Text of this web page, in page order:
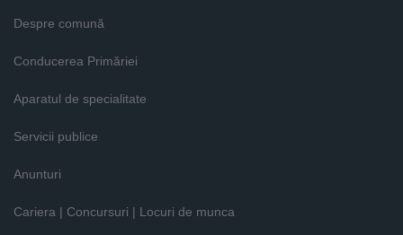
Despre comună
Conducerea Primăriei
Aparatul de specialitate
Servicii publice
Anunturi
Cariera | Concursuri | Locuri de munca